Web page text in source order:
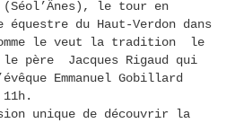
(Séol’Ânes), le tour en
du Haut-Verdon dans
le veut la tradition le
père Jacques Rigaud qui
Emmanuel Gobillard
unique de découvrir la